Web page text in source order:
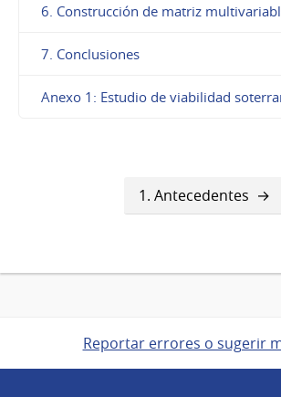
6. Construcción de matriz
7. Conclusiones
Anexo 1: Estudio de viabilidad
1. Antecedentes
Reportar errores o sugerir